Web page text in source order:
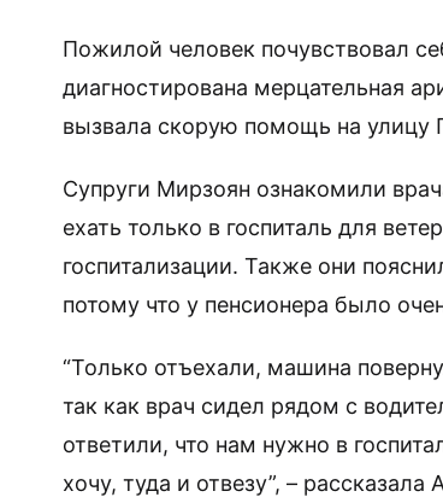
Пожилой человек почувствовал
диагностирована мерцательная
вызвала скорую помощь на улицу
Супруги Мирзоян ознакомили
ехать только в госпиталь для
госпитализации. Также они
потому что у пенсионера было
“Только отъехали, машина
так как врач сидел рядом с
ответили, что нам нужно в
хочу, туда и отвезу”, – рассказала